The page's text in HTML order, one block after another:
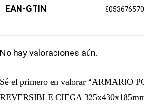
EAN-GTIN
No hay valoraciones aún.
Sé el primero en valorar “ARMARIO
REVERSIBLE CIEGA